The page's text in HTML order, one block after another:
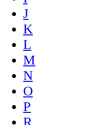
J
K
L
M
N
O
P
R